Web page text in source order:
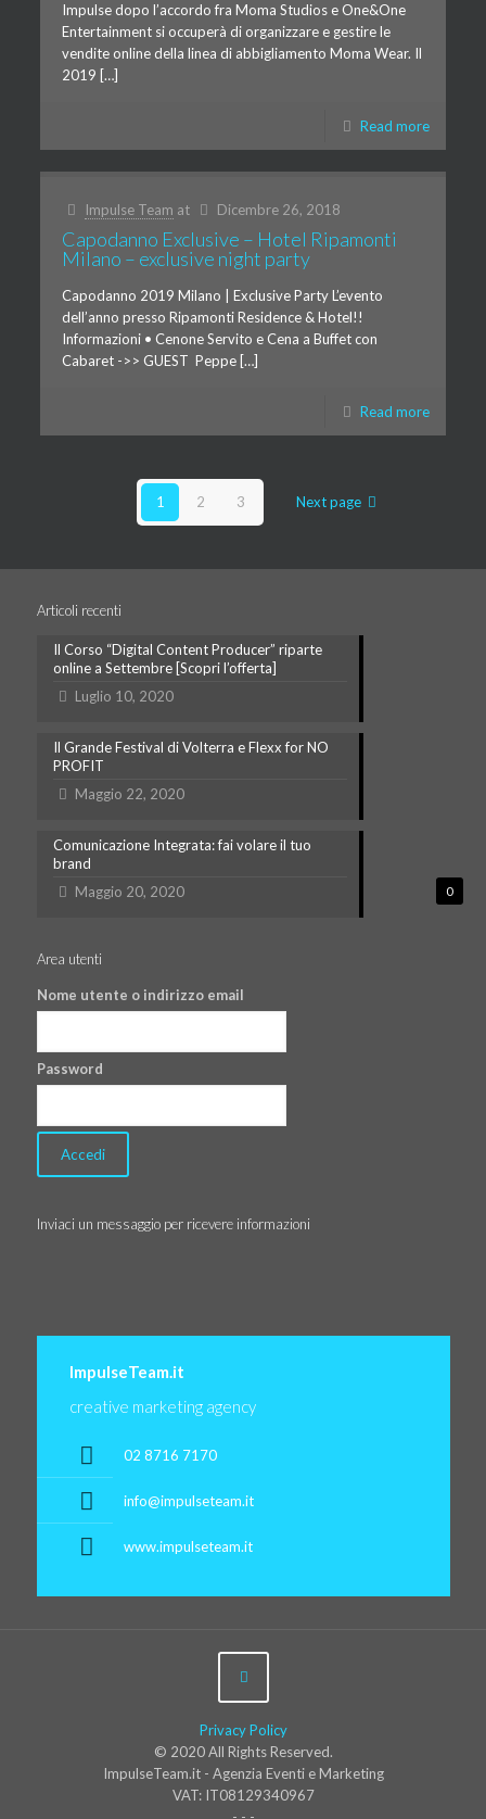
Impulse dopo l’accordo fra Moma Studios e One&One
Entertainment si occuperà di organizzare e gestire le
vendite online della linea di abbigliamento Moma Wear. Il
2019 […]
Read more
Impulse Team at Dicembre 26, 2018
Capodanno Exclusive – Hotel Ripamonti
Milano – exclusive night party
Capodanno 2019 Milano | Exclusive Party L’evento
dell’anno presso Ripamonti Residence & Hotel!!
Informazioni • Cenone Servito e Cena a Buffet con
Cabaret ->> GUEST Peppe […]
Read more
1 2 3 Next page
Articoli recenti
Il Corso “Digital Content Producer” riparte
online a Settembre [Scopri l’offerta]
Luglio 10, 2020
Il Grande Festival di Volterra e Flexx for NO
PROFIT
Maggio 22, 2020
0
Comunicazione Integrata: fai volare il tuo
brand
Maggio 20, 2020
Area utenti
Nome utente o indirizzo email
Password
Inviaci un messaggio per ricevere informazioni
ImpulseTeam.it
creative marketing agency
02 8716 7170
info@impulseteam.it
www.impulseteam.it
Privacy Policy
© 2020 All Rights Reserved.
ImpulseTeam.it - Agenzia Eventi e Marketing
VAT: IT08129340967